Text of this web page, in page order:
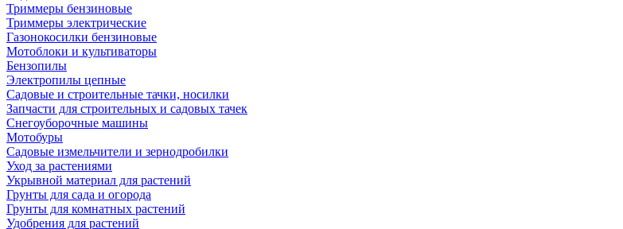
Триммеры бензиновые
Триммеры электрические
Газонокосилки бензиновые
Мотоблоки и культиваторы
Бензопилы
Электропилы цепные
Садовые и строительные тачки, носилки
Запчасти для строительных и садовых тачек
Снегоуборочные машины
Мотобуры
Садовые измельчители и зернодробилки
Уход за растениями
Укрывной материал для растений
Грунты для сада и огорода
Грунты для комнатных растений
Удобрения для растений